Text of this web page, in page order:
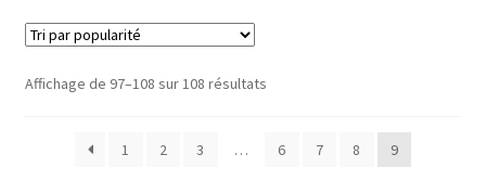
AFFICHES DE VOYAGES
NOUVELLES COLLECTIONS
PACK 3 AFFICHES
Affichage de 97–108 sur 108 résultatsTrié
1
2 3 … 6 7 8 9